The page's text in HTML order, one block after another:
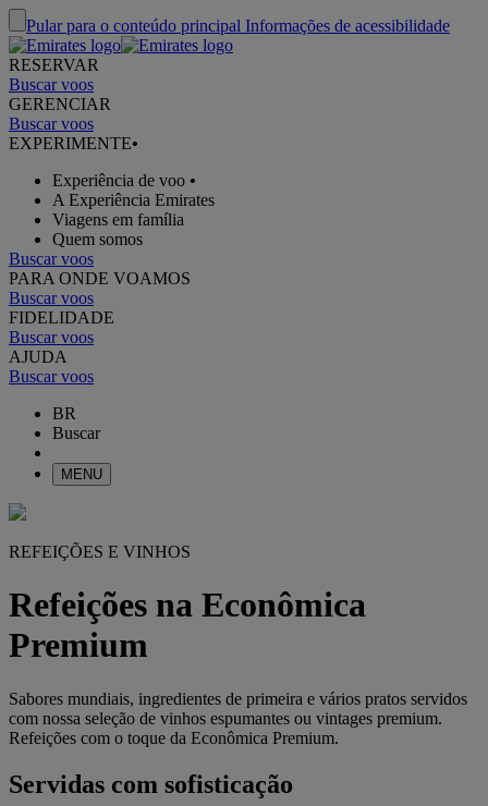
Pular para o conteúdo principal Informações de acessibilidade
RESERVAR
Buscar voos
GERENCIAR
Buscar voos
EXPERIMENTE•
Experiência de voo •
A Experiência Emirates
Viagens em família
Quem somos
Buscar voos
PARA ONDE VOAMOS
Buscar voos
FIDELIDADE
Buscar voos
AJUDA
Buscar voos
BR
Buscar
MENU
REFEIÇÕES E VINHOS
Refeições na Econômica
Premium
Sabores mundiais, ingredientes de primeira e vários pratos servidos
com nossa seleção de vinhos espumantes ou vintages premium.
Refeições com o toque da Econômica Premium.
Servidas com sofisticação